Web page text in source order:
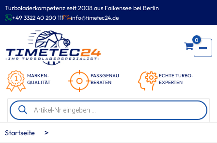
Turboladerkompetenz seit 2008 aus Falkensee bei Berlin
+49 3322 40 200 111 info@timetec24.de
MARKEN-
QUALITÄT
PASSGENAU
BERATEN
ECHTE TURBO-
EXPERTEN
0
Products
search
Zum
Inhalt
springen
Startseite >